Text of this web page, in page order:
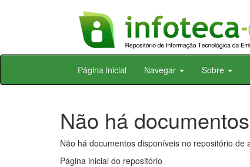
Skip
Página inicial Navegar Sobre
Não há documentos
Não há documentos disponíveis no repositório de
Página inicial do repositório